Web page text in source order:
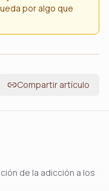
por algo que
Compartir artículo
de la adicción a los